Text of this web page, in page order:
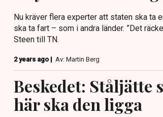
Nu kräver flera experter att staten ska ta
ska ta fart – som i andra länder. ”Det
Steen till TN.
2 years ago | Av: Martin Berg
Beskedet: Ståljätte
här ska den ligga